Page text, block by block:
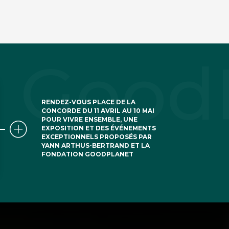
RENDEZ-VOUS PLACE DE LA
CONCORDE DU 11 AVRIL AU 10 MAI
POUR VIVRE ENSEMBLE, UNE
EXPOSITION ET DES ÉVÉNEMENTS
EXCEPTIONNELS PROPOSÉS PAR
YANN ARTHUS-BERTRAND ET LA
FONDATION GOODPLANET